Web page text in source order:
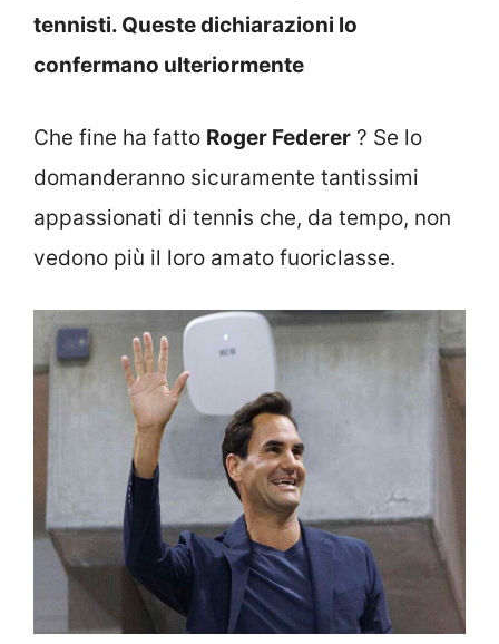
tennisti. Queste dichiarazioni lo
confermano ulteriormente
Che fine ha fatto Roger Federer ? Se lo
domanderanno sicuramente tantissimi
appassionati di tennis che, da tempo, non
vedono più il loro amato fuoriclasse.